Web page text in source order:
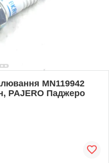
MN119942
PAJERO Паджеро